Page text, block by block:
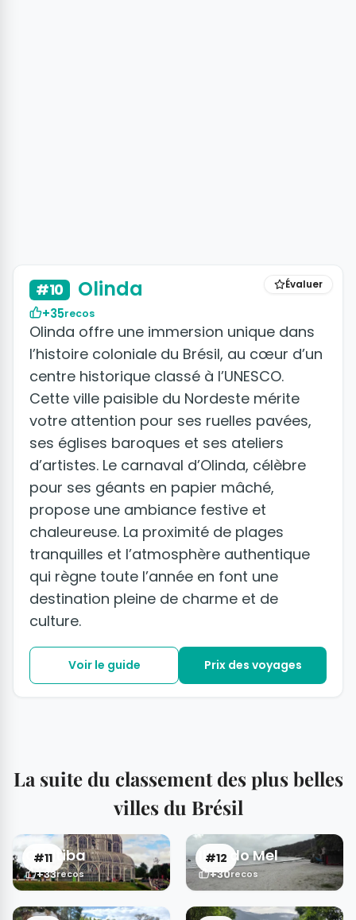
Évaluer
#10 Olinda
+35recos
Olinda offre une immersion unique dans
l’histoire coloniale du Brésil, au cœur d’un
centre historique classé à l’UNESCO.
Cette ville paisible du Nordeste mérite
votre attention pour ses ruelles pavées,
ses églises baroques et ses ateliers
d’artistes. Le carnaval d’Olinda, célèbre
pour ses géants en papier mâché,
propose une ambiance festive et
chaleureuse. La proximité de plages
tranquilles et l’atmosphère authentique
qui règne toute l’année en font une
destination pleine de charme et de
culture.
Voir le guide Prix des voyages
La suite du classement des plus belles
villes du Brésil
#11
Curitiba
+33recos
#12
Ilha do Mel
+30recos